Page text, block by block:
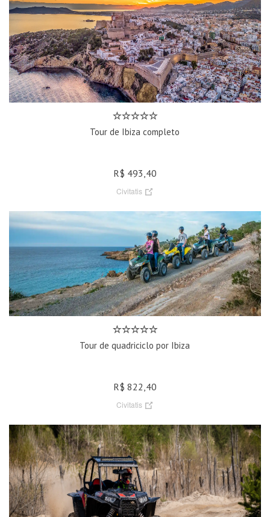
Tour de Ibiza completo
R$ 493,40
Civitatis
Tour de quadriciclo por Ibiza
R$ 822,40
Civitatis